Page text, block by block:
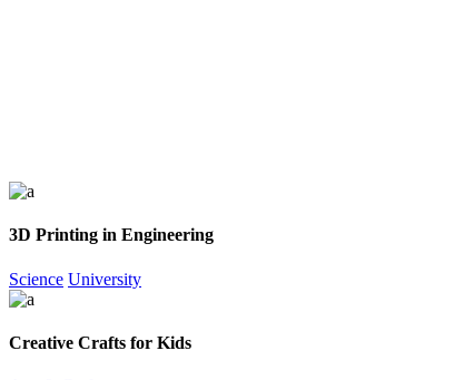
3D Printing in Engineering
Science University
Creative Crafts for Kids